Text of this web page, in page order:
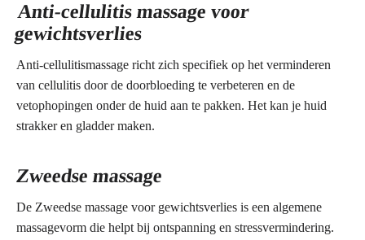
Anti-cellulitis massage voor
gewichtsverlies
Anti-cellulitismassage richt zich specifiek op het verminderen
van cellulitis door de doorbloeding te verbeteren en de
vetophopingen onder de huid aan te pakken. Het kan je huid
strakker en gladder maken.
Zweedse massage
De Zweedse massage voor gewichtsverlies is een algemene
massagevorm die helpt bij ontspanning en stressvermindering.